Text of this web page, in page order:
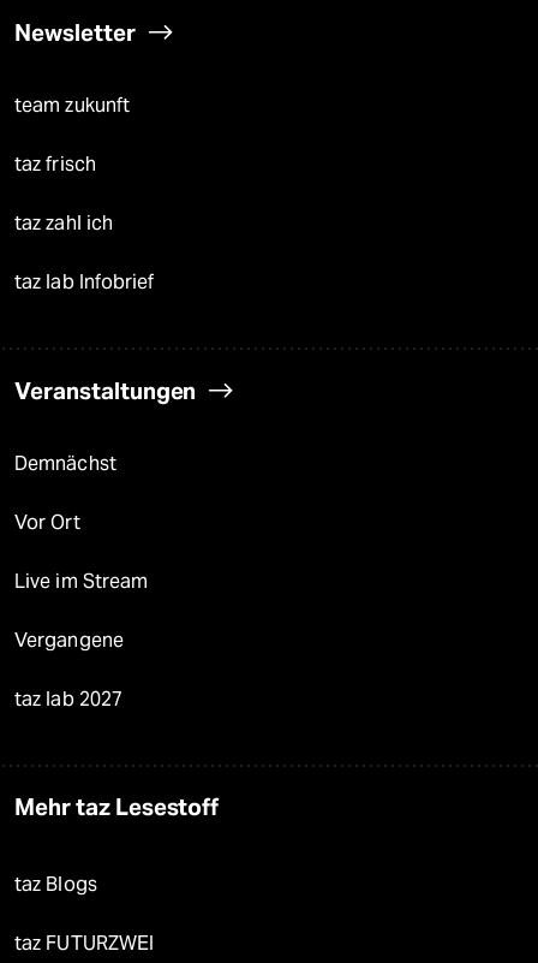
Newsletter
team zukunft
taz frisch
taz zahl ich
taz lab Infobrief
Veranstaltungen
Demnächst
Vor Ort
Live im Stream
Vergangene
taz lab 2027
Mehr taz Lesestoff
taz Blogs
taz FUTURZWEI